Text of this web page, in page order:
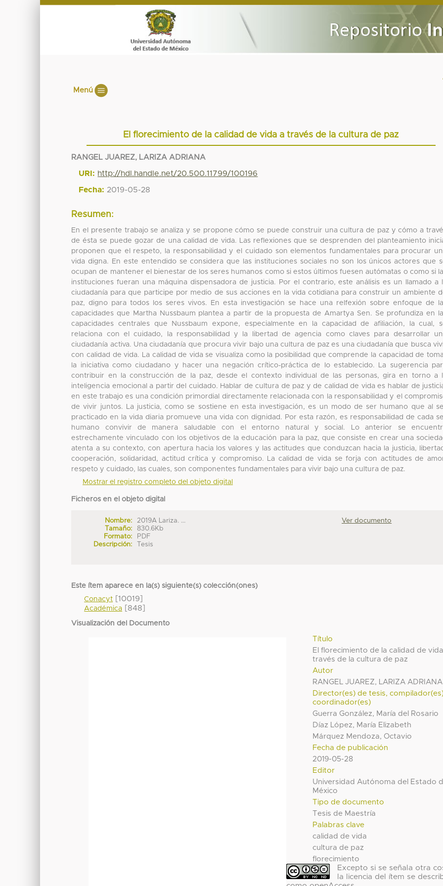
Menú
El florecimiento de la calidad de vida a través de la cultura de paz
RANGEL JUAREZ, LARIZA ADRIANA
URI: http://hdl.handle.net/20.500.11799/100196
Fecha: 2019-05-28
Resumen:
En el presente trabajo se analiza y se propone cómo se puede construir una cultura de paz y cómo a
de ésta se puede gozar de una calidad de vida. Las reflexiones que se desprenden del planteamiento
proponen que el respeto, la responsabilidad y el cuidado son elementos fundamentales para procurar
vida digna. En este entendido se considera que las instituciones sociales no son los únicos actores que
ocupan de mantener el bienestar de los seres humanos como si estos últimos fuesen autómatas o como si
instituciones fueran una máquina dispensadora de justicia. Por el contrario, este análisis es un llamado a
ciudadanía para que participe por medio de sus acciones en la vida cotidiana para construir un ambiente
paz, digno para todos los seres vivos. En esta investigación se hace una relfexión sobre enfoque de
capacidades que Martha Nussbaum plantea a partir de la propuesta de Amartya Sen. Se profundiza en
capacidades centrales que Nussbaum expone, especialmente en la capacidad de afiliación, la cual,
relaciona con el cuidado, la responsabilidad y la libertad de agencia como claves para desarrollar
ciudadanía activa. Una ciudadanía que procura vivir bajo una cultura de paz es una ciudadanía que busca
con calidad de vida. La calidad de vida se visualiza como la posibilidad que comprende la capacidad de
la iniciativa como ciudadano y hacer una negación crítico-práctica de lo establecido. La sugerencia
contribuir en la construcción de la paz, desde el contexto individual de las personas, gira en torno a
inteligencia emocional a partir del cuidado. Hablar de cultura de paz y de calidad de vida es hablar de
en este trabajo es una condición primordial directamente relacionada con la responsabilidad y el
de vivir juntos. La justicia, como se sostiene en esta investigación, es un modo de ser humano que al
practicado en la vida diaria promueve una vida con dignidad. Por esta razón, es responsabilidad de cada
humano convivir de manera saludable con el entorno natural y social. Lo anterior se
estrechamente vinculado con los objetivos de la educación para la paz, que consiste en crear una
atenta a su contexto, con apertura hacia los valores y las actitudes que conduzcan hacia la justicia,
cooperación, solidaridad, actitud crítica y compromiso. La calidad de vida se forja con actitudes de
respeto y cuidado, las cuales, son componentes fundamentales para vivir bajo una cultura de paz.
Mostrar el registro completo del objeto digital
Ficheros en el objeto digital
Nombre:
2019A Lariza. ...
Tamaño:
830.6Kb
Formato:
PDF
Descripción:
Tesis
Ver documento
Este ítem aparece en la(s) siguiente(s) colección(ones)
Conacyt [10019]
Académica [848]
Visualización del Documento
Título
El florecimiento de la calidad de
través de la cultura de paz
Autor
RANGEL JUAREZ, LARIZA ADRIANA
Director(es) de tesis,
coordinador(es)
Guerra González, María del Rosario
Díaz López, María Elizabeth
Márquez Mendoza, Octavio
Fecha de publicación
2019-05-28
Editor
Universidad Autónoma del Estado
México
Tipo de documento
Tesis de Maestría
Palabras clave
calidad de vida
cultura de paz
florecimiento
Excepto si se señala otra
la licencia del ítem se